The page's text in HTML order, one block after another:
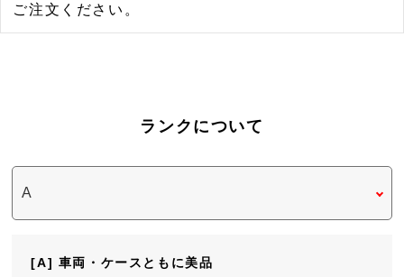
ご注文ください。
ランクについて
[A] 車両・ケースともに美品